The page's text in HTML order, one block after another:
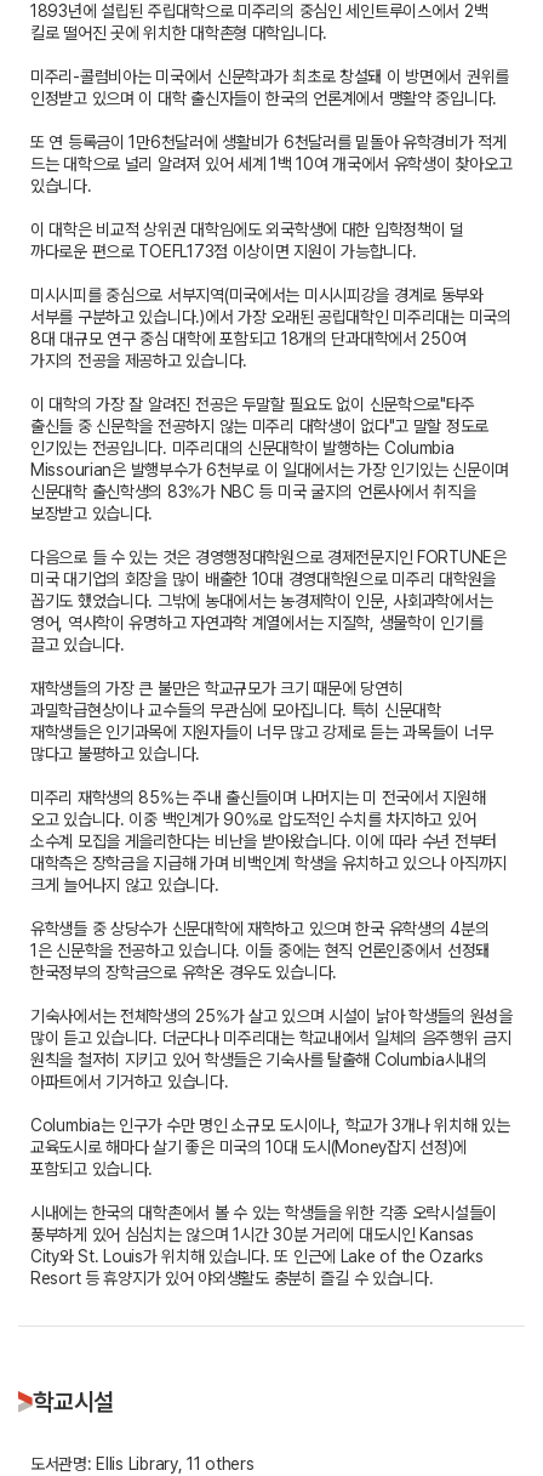
1893년에 설립된 주립대학으로 미주리의 중심인 세인트루이스에서 2백
킬로 떨어진 곳에 위치한 대학촌형 대학입니다.
미주리-콜럼비아는 미국에서 신문학과가 최초로 창설돼 이 방면에서 권위를
인정받고 있으며 이 대학 출신자들이 한국의 언론계에서 맹활약 중입니다.
또 연 등록금이 1만6천달러에 생활비가 6천달러를 밑돌아 유학경비가 적게
드는 대학으로 널리 알려져 있어 세계 1백 10여 개국에서 유학생이 찾아오고
있습니다.
이 대학은 비교적 상위권 대학임에도 외국학생에 대한 입학정책이 덜
까다로운 편으로 TOEFL173점 이상이면 지원이 가능합니다.
미시시피를 중심으로 서부지역(미국에서는 미시시피강을 경계로 동부와
서부를 구분하고 있습니다.)에서 가장 오래된 공립대학인 미주리대는 미국의
8대 대규모 연구 중심 대학에 포함되고 18개의 단과대학에서 250여
가지의 전공을 제공하고 있습니다.
이 대학의 가장 잘 알려진 전공은 두말할 필요도 없이 신문학으로"타주
출신들 중 신문학을 전공하지 않는 미주리 대학생이 없다"고 말할 정도로
인기있는 전공입니다. 미주리대의 신문대학이 발행하는 Columbia
Missourian은 발행부수가 6천부로 이 일대에서는 가장 인기있는 신문이며
신문대학 출신학생의 83%가 NBC 등 미국 굴지의 언론사에서 취직을
보장받고 있습니다.
다음으로 들 수 있는 것은 경영행정대학원으로 경제전문지인 FORTUNE은
미국 대기업의 회장을 많이 배출한 10대 경영대학원으로 미주리 대학원을
꼽기도 했었습니다. 그밖에 농대에서는 농경제학이 인문, 사회과학에서는
영어, 역사학이 유명하고 자연과학 계열에서는 지질학, 생물학이 인기를
끌고 있습니다.
재학생들의 가장 큰 불만은 학교규모가 크기 때문에 당연히
과밀학급현상이나 교수들의 무관심에 모아집니다. 특히 신문대학
재학생들은 인기과목에 지원자들이 너무 많고 강제로 듣는 과목들이 너무
많다고 불평하고 있습니다.
미주리 재학생의 85%는 주내 출신들이며 나머지는 미 전국에서 지원해
오고 있습니다. 이중 백인계가 90%로 압도적인 수치를 차지하고 있어
소수계 모집을 게을리한다는 비난을 받아왔습니다. 이에 따라 수년 전부터
대학측은 장학금을 지급해 가며 비백인계 학생을 유치하고 있으나 아직까지
크게 늘어나지 않고 있습니다.
유학생들 중 상당수가 신문대학에 재학하고 있으며 한국 유학생의 4분의
1은 신문학을 전공하고 있습니다. 이들 중에는 현직 언론인중에서 선정돼
한국정부의 장학금으로 유학온 경우도 있습니다.
기숙사에서는 전체학생의 25%가 살고 있으며 시설이 낡아 학생들의 원성을
많이 듣고 있습니다. 더군다나 미주리대는 학교내에서 일체의 음주행위 금지
원칙을 철저히 지키고 있어 학생들은 기숙사를 탈출해 Columbia시내의
아파트에서 기거하고 있습니다.
Columbia는 인구가 수만 명인 소규모 도시이나, 학교가 3개나 위치해 있는
교육도시로 해마다 살기 좋은 미국의 10대 도시(Money잡지 선정)에
포함되고 있습니다.
시내에는 한국의 대학촌에서 볼 수 있는 학생들을 위한 각종 오락시설들이
풍부하게 있어 심심치는 않으며 1시간 30분 거리에 대도시인 Kansas
City와 St. Louis가 위치해 있습니다. 또 인근에 Lake of the Ozarks
Resort 등 휴양지가 있어 야외생활도 충분히 즐길 수 있습니다.
학교시설
도서관명: Ellis Library, 11 others